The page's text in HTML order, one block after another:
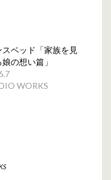
スベッド「家族を見
の想い篇」
WORKS